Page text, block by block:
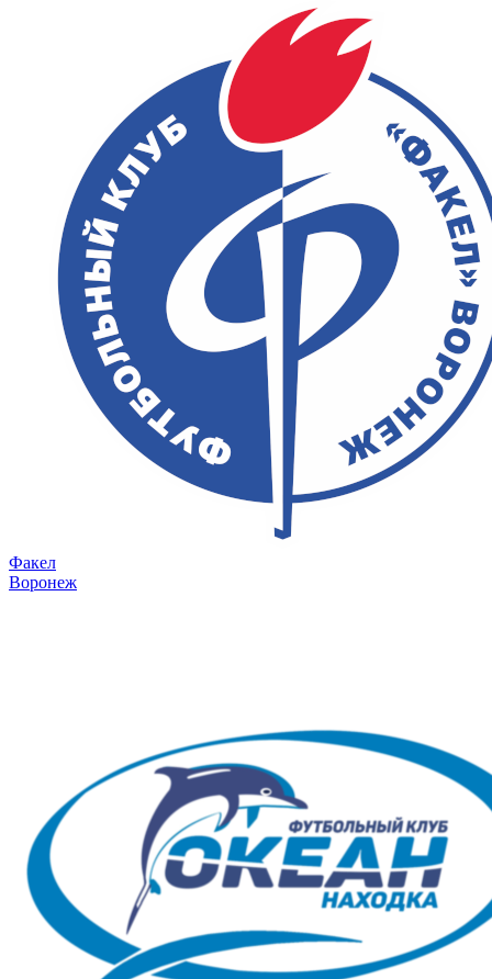
Факел
Воронеж